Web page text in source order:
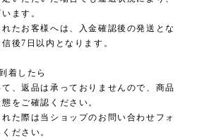
ます。
たお客様へは、入金確認後の発送とな
後7日以内となります。
着したら
、返品は承っておりませんので、商品
をご確認ください。
た際は当ショップのお問い合わせフォ
ださい。